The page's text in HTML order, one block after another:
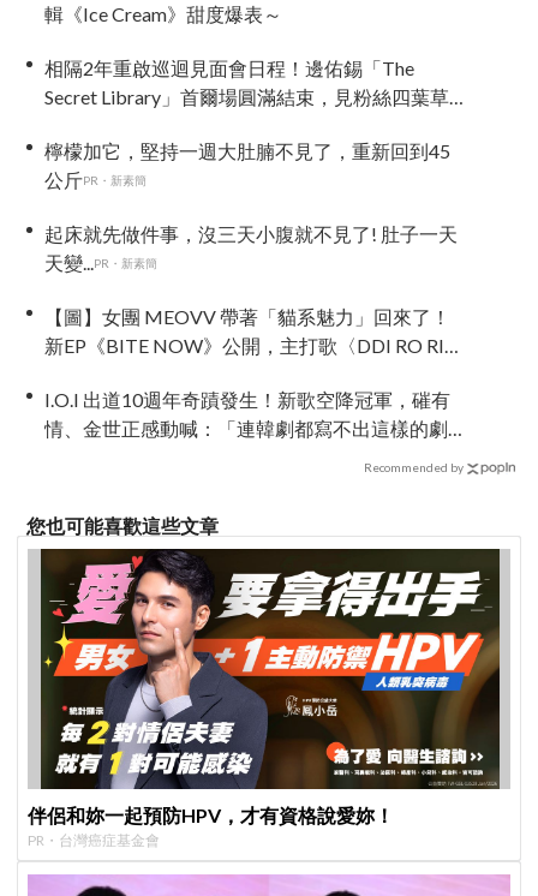
輯《Ice Cream》甜度爆表～
相隔2年重啟巡迴見面會日程！邊佑錫「The
Secret Library」首爾場圓滿結束，見粉絲四葉草
檸檬加它，堅持一週大肚腩不見了，重新回到45
公斤PR・新素簡
起床就先做件事，沒三天小腹就不見了! 肚子一天
天變...
PR・新素簡
【圖】女團 MEOVV 帶著「貓系魅力」回來了！
新EP《BITE NOW》公開，主打歌〈DDI RO RI〉
I.O.I 出道10週年奇蹟發生！新歌空降冠軍，磪有
情、金世正感動喊：「連韓劇都寫不出這樣的劇
Recommended by
您也可能喜歡這些文章
伴侶和妳一起預防HPV，才有資格說愛妳！
PR・台灣癌症基金會